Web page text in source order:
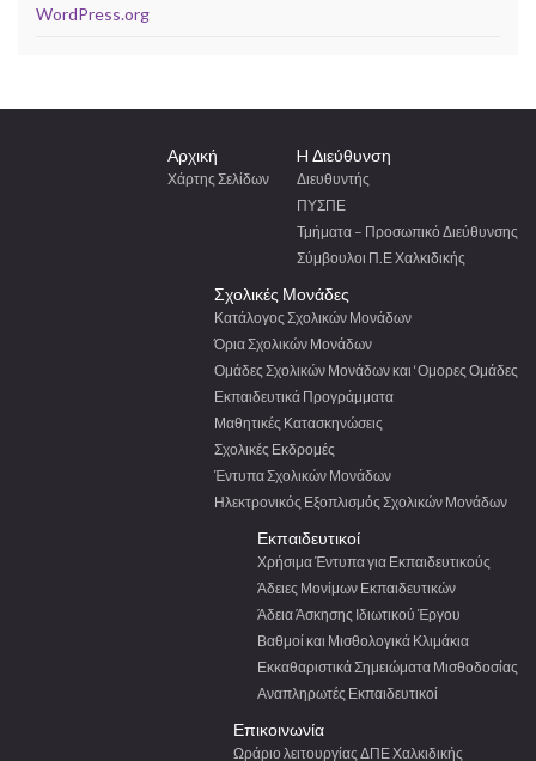
WordPress.org
Αρχική
Χάρτης Σελίδων
H Διεύθυνση
Διευθυντής
ΠΥΣΠΕ
Τμήματα – Προσωπικό Διεύθυνσης
Σύμβουλοι Π.Ε Χαλκιδικής
Σχολικές Μονάδες
Κατάλογος Σχολικών Μονάδων
Όρια Σχολικών Μονάδων
Ομάδες Σχολικών Μονάδων και ‘Ομορες Ομάδες
Εκπαιδευτικά Προγράμματα
Μαθητικές Κατασκηνώσεις
Σχολικές Εκδρομές
Έντυπα Σχολικών Μονάδων
Ηλεκτρονικός Εξοπλισμός Σχολικών Μονάδων
Εκπαιδευτικοί
Χρήσιμα Έντυπα για Εκπαιδευτικούς
Άδειες Μονίμων Εκπαιδευτικών
Άδεια Άσκησης Ιδιωτικού Έργου
Βαθμοί και Μισθολογικά Κλιμάκια
Εκκαθαριστικά Σημειώματα Μισθοδοσίας
Αναπληρωτές Εκπαιδευτικοί
Επικοινωνία
Ωράριο λειτουργίας ΔΠΕ Χαλκιδικής